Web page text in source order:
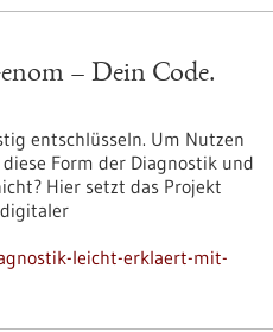
– Dein Code.
entschlüsseln. Um Nutzen
Form der Diagnostik und
Hier setzt das Projekt
digitaler
leicht-erklaert-mit-